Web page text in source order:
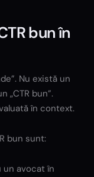
bun în
Nu există un
„CTR bun”.
în context.
bun sunt:
un avocat în